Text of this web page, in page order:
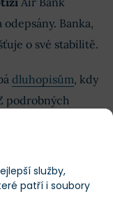
služby,
patří i soubory
Banka,
o své stabilitě.
dluhopisům, kdy
podrobných
bude trvat dva
že investice